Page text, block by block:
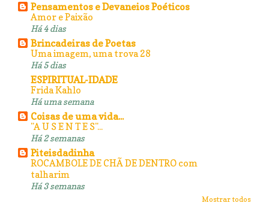
Pensamentos e Devaneios Poéticos
Amor e Paixão
Há 4 dias
Brincadeiras de Poetas
Uma imagem, uma trova 28
Há 5 dias
ESPIRITUAL-IDADE
Frida Kahlo
Há uma semana
Coisas de uma vida...
"A U S E N T E S"...
Há 2 semanas
Piteisdadinha
ROCAMBOLE DE CHÃ DE DENTRO com
talharim
Há 3 semanas
Mostrar todos